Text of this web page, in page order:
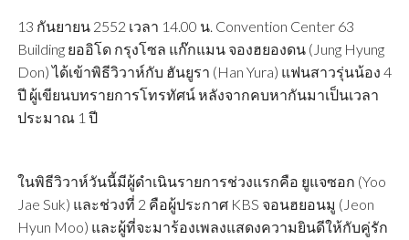
13 กันยายน 2552 เวลา 14.00 น. Convention Center 63
Building ยออิโด กรุงโซล แก๊กแมน จองฮยองดน (Jung Hyung
Don) ได้เข้าพิธีวิวาห์กับ ฮันยูรา (Han Yura) แฟนสาวรุ่นน้อง 4
ปี ผู้เขียนบทรายการโทรทัศน์ หลังจากคบหากันมาเป็นเวลา
ประมาณ 1 ปี
ในพิธีวิวาห์วันนี้มีผู้ดำเนินรายการช่วงแรกคือ ยูแจซอก (Yoo
Jae Suk) และช่วงที่ 2 คือผู้ประกาศ KBS จอนฮยอนมู (Jeon
Hyun Moo) และผู้ที่จะมาร้องเพลงแสดงความยินดีให้กับคู่รัก